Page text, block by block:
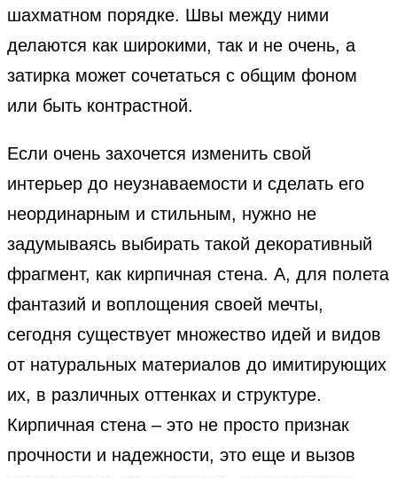
шахматном порядке. Швы между ними
делаются как широкими, так и не очень, а
затирка может сочетаться с общим фоном
или быть контрастной.
Если очень захочется изменить свой
интерьер до неузнаваемости и сделать его
неординарным и стильным, нужно не
задумываясь выбирать такой декоративный
фрагмент, как кирпичная стена. А, для полета
фантазий и воплощения своей мечты,
сегодня существует множество идей и видов
от натуральных материалов до имитирующих
их, в различных оттенках и структуре.
Кирпичная стена – это не просто признак
прочности и надежности, это еще и вызов